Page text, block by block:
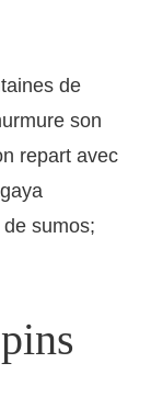
de
son
repart avec
sumos;